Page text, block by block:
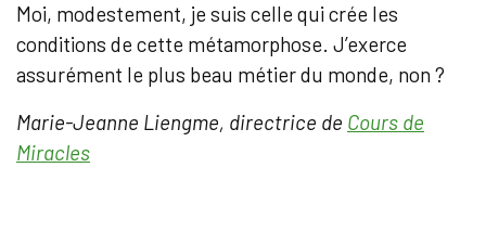
Moi, modestement, je suis celle qui crée les
conditions de cette métamorphose. J’exerce
assurément le plus beau métier du monde, non ?
Marie-Jeanne Liengme, directrice de Cours de
Miracles